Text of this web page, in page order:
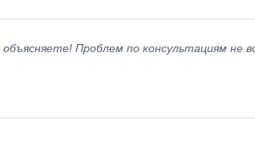
Проблем по консультациям не